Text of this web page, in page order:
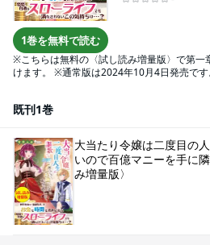
1巻を無料で読む
※こちらは無料の〈試し読み増量版〉で第一
けます。 ※通常版は2024年10月4日発売です。 リンドベル伯爵家のリリア
れず、リリアの頬はこけ、 目は一切の光を
の運命から逃れるべく、 リリアは投獄され
号を使い百億マニーを獲得する。 何不自由ない豪遊生活を──とはならず。
何かと休まらない日々が押し寄せてくる!? 宝くじから始まる、人生逆転スロ
ーライフ！
既刊1巻
大当たり令嬢は二度目の
いので百億マニーを手に
み増量版〉